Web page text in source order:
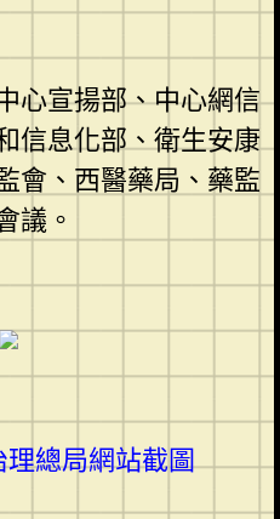
宣揚部、中心網信
信息化部、衛生安康
會、西醫藥局、藥監
議。
總局網站截圖